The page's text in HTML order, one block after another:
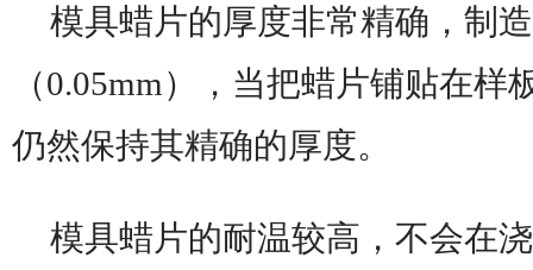
模具蜡片的厚度非常精确，制
（0.05mm），当把蜡片铺贴在
仍然保持其精确的厚度。
模具蜡片的耐温较高，不会在